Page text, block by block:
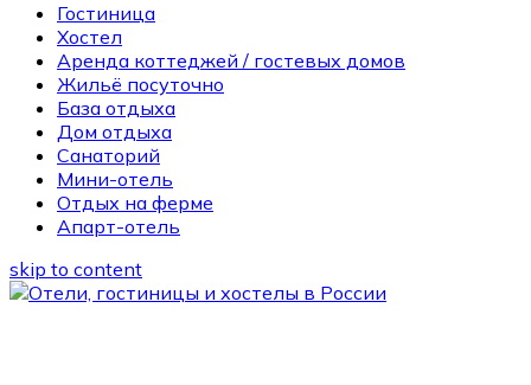
Гостиница
Хостел
Аренда коттеджей / гостевых домов
Жильё посуточно
База отдыха
Дом отдыха
Санаторий
Мини-отель
Отдых на ферме
Апарт-отель
skip to content